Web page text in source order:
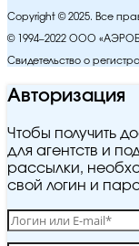
Copyright © 2025. Все
© 1994–2022 ООО
Свидетельство о
Авторизация
Чтобы получить
для агентств и
рассылки,
свой логин и